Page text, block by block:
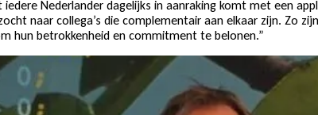
Nederlander dagelijks in aanraking komt met een
naar collega’s die complementair aan elkaar zijn. Zo
hun betrokkenheid en commitment te belonen.”